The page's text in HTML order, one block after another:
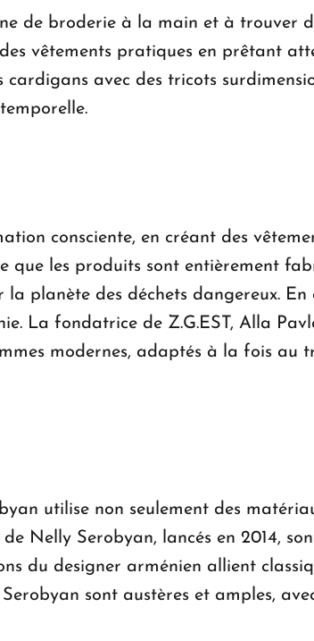
de broderie à la main et à trouver
vêtements pratiques en prêtant
avec des tricots
consciente, en créant des
les produits sont entièrement
planète des déchets dangereux. En
La fondatrice de Z.G.EST, Alla
modernes, adaptés à la fois au
utilise non seulement des
Nelly Serobyan, lancés en 2014,
du designer arménien allient
sont austères et amples,